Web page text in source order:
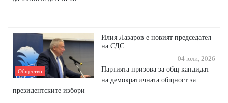
Общество
Илия Лазаров е новият председател
на СДС
04 юли, 2026
Партията призова за общ кандидат
на демократичната общност за
президентските избори